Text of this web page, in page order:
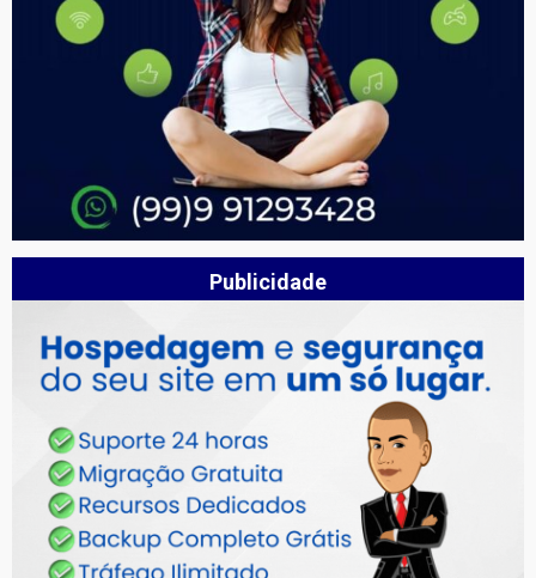
Publicidade